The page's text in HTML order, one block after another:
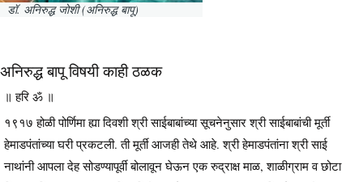
डॉ. अनिरुद्ध जोशी (अनिरुद्ध बापू)
अनिरुद्ध बापू विषयी काही ठळक
॥ हरि ॐ ॥
१९१७ होळी पोर्णिमा ह्या दिवशी श्री साईबाबांच्या सूचनेनुसार श्री साईबाबांची मूर्ती
हेमाडपंतांच्या घरी प्रकटली. ती मूर्ती आजही तेथे आहे. श्री हेमाडपंतांना श्री साई
नाथांनी आपला देह सोडण्यापूर्वी बोलावून घेऊन एक रुद्राक्ष माळ, शाळीग्राम व छोटा